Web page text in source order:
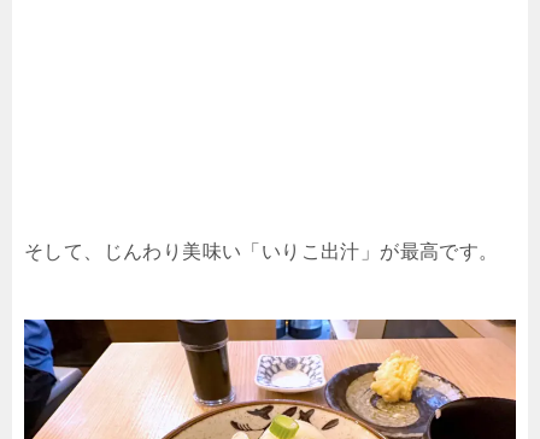
そして、じんわり美味い「いりこ出汁」が最高です。